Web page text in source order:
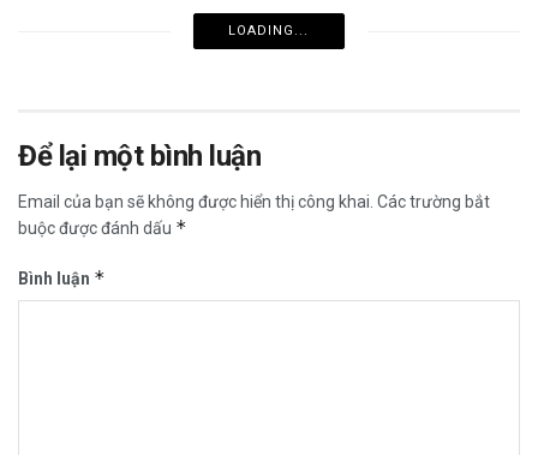
LOADING...
Để lại một bình luận
Email của bạn sẽ không được hiển thị công khai. Các trường bắt
buộc được đánh dấu *
Bình luận *